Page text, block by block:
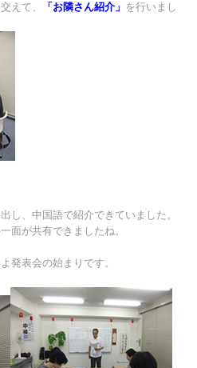
えて、 「お隣さん紹介」 を行いまし
し、中国語で紹介できていました。
面が共有できましたね。
発表会の始まりです。